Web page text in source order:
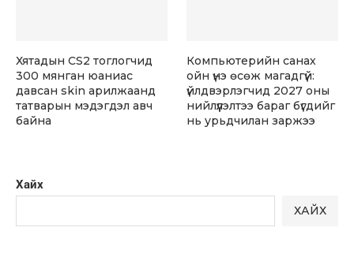
Хайх
ХАЙХ
Хятадын CS2 тоглогчид
300 мянган юаниас
давсан skin арилжаанд
татварын мэдэгдэл авч
байна
Компьютерийн санах
ойн үнэ өсөж магадгүй:
үйлдвэрлэгчид 2027 оны
нийлүүлэлтээ бараг бүгдийг
нь урьдчилан заржээ